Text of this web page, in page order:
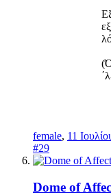
female, 11
#29
Dome of